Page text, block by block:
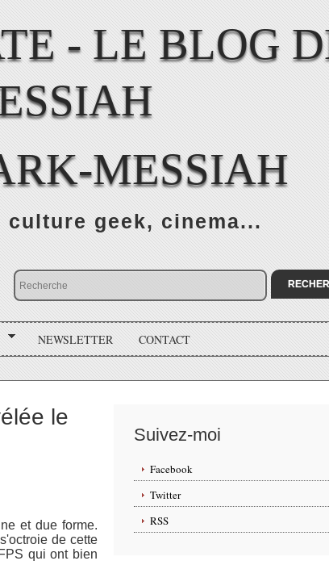
MESSIAH
geek, cinema...
NEWSLETTER CONTACT
le
et due forme.
de cette
qui ont bien
Suivez-moi
Facebook
Twitter
RSS